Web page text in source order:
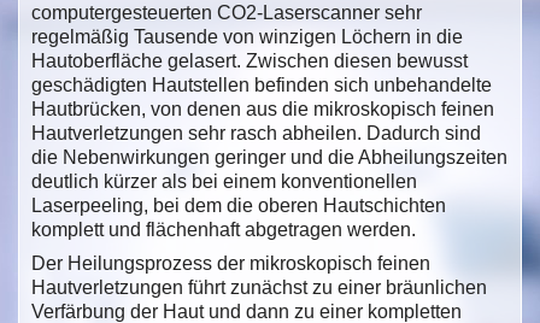
computergesteuerten CO2-Laserscanner sehr
regelmäßig Tausende von winzigen Löchern in die
Hautoberfläche gelasert. Zwischen diesen bewusst
geschädigten Hautstellen befinden sich unbehandelte
Hautbrücken, von denen aus die mikroskopisch feinen
Hautverletzungen sehr rasch abheilen. Dadurch sind
die Nebenwirkungen geringer und die Abheilungszeiten
deutlich kürzer als bei einem konventionellen
Laserpeeling, bei dem die oberen Hautschichten
komplett und flächenhaft abgetragen werden.
Der Heilungsprozess der mikroskopisch feinen
Hautverletzungen führt zunächst zu einer bräunlichen
Verfärbung der Haut und dann zu einer kompletten